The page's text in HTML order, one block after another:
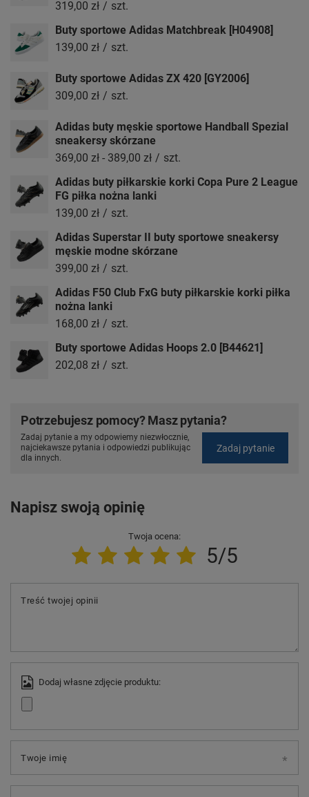
319,00 zł / szt.
Buty sportowe Adidas Matchbreak [H04908]
139,00 zł / szt.
Buty sportowe Adidas ZX 420 [GY2006]
309,00 zł / szt.
Adidas buty męskie sportowe Handball Spezial
sneakersy skórzane
369,00 zł - 389,00 zł / szt.
Adidas buty piłkarskie korki Copa Pure 2 League
FG piłka nożna lanki
139,00 zł / szt.
Adidas Superstar II buty sportowe sneakersy
męskie modne skórzane
399,00 zł / szt.
Adidas F50 Club FxG buty piłkarskie korki piłka
nożna lanki
168,00 zł / szt.
Buty sportowe Adidas Hoops 2.0 [B44621]
202,08 zł / szt.
Potrzebujesz pomocy? Masz pytania?
Zadaj pytanie a my odpowiemy niezwłocznie,
najciekawsze pytania i odpowiedzi publikując
dla innych.
Zadaj pytanie
Napisz swoją opinię
Twoja ocena:
5/5
Treść twojej opinii
Dodaj własne zdjęcie produktu:
Twoje imię